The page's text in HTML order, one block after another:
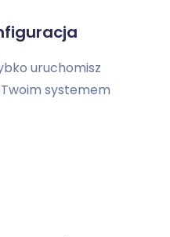
uruchomisz
systemem